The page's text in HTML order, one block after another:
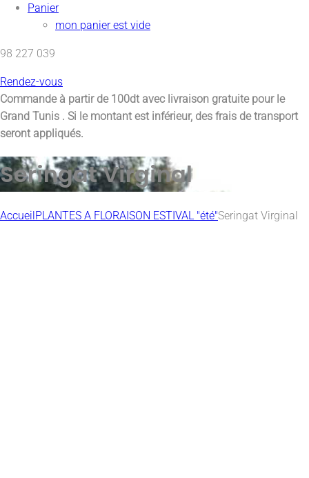
Panier
mon panier est vide
98 227 039
Rendez-vous
Commande à partir de 100dt avec livraison gratuite pour le
Grand Tunis . Si le montant est inférieur, des frais de transport
seront appliqués.
Seringat Virginal
AccueilPLANTES A FLORAISON ESTIVAL "été"Seringat Virginal